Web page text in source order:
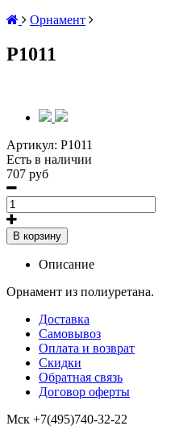
Орнамент
P1011
Артикул: P1011
Есть в наличии
707 руб
В корзину
Описание
Орнамент из полиуретана.
Доставка
Самовывоз
Оплата и возврат
Скидки
Обратная связь
Договор оферты
Мск +7(495)740-32-22